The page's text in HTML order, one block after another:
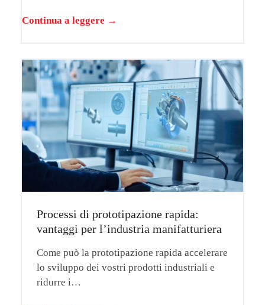
Continua a leggere →
Processi di prototipazione rapida:
vantaggi per l’industria manifatturiera
Come può la prototipazione rapida accelerare
lo sviluppo dei vostri prodotti industriali e
ridurre i…